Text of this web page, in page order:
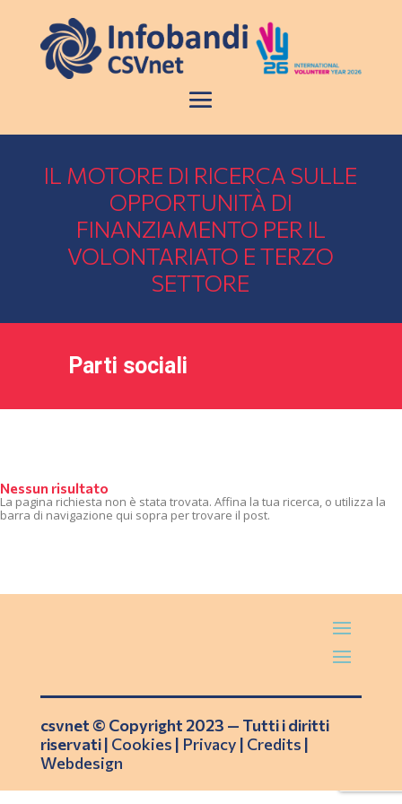
IL MOTORE DI RICERCA SULLE
OPPORTUNITÀ DI
FINANZIAMENTO PER IL
VOLONTARIATO E TERZO
SETTORE
Parti sociali
Nessun risultato
La pagina richiesta non è stata trovata. Affina la tua ricerca, o utilizza la
barra di navigazione qui sopra per trovare il post.
csvnet © Copyright 2023 — Tutti i diritti
riservati | Cookies | Privacy | Credits |
Webdesign